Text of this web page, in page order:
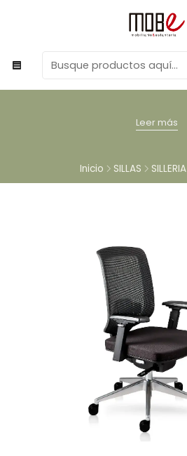
Leer más
Inicio SILLAS SILLERIA